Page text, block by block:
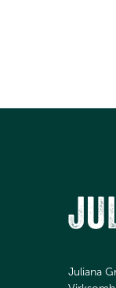
Juliana